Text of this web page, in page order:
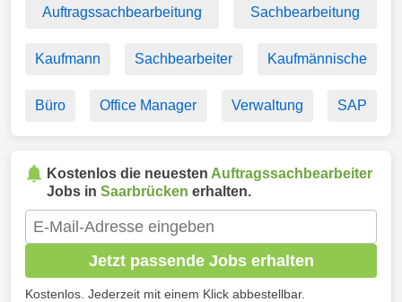
Auftragssachbearbeitung Sachbearbeitung
Kaufmann Sachbearbeiter Kaufmännische
Büro Office Manager Verwaltung SAP
Kostenlos die neuesten Auftragssachbearbeiter
Jobs in Saarbrücken erhalten.
Jetzt passende Jobs erhalten
Kostenlos. Jederzeit mit einem Klick abbestellbar.